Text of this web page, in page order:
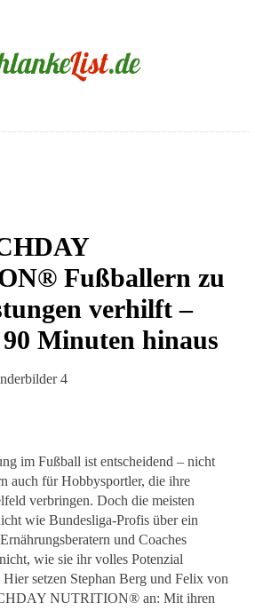
Fußballern zu
verhilft –
Minuten hinaus
im Fußball ist entscheidend – nicht
auch für Hobbysportler, die ihre
verbringen. Doch die meisten
wie Bundesliga-Profis über ein
und Coaches
wie sie ihr volles Potenzial
setzen Stephan Berg und Felix von
NUTRITION® an: Mit ihren